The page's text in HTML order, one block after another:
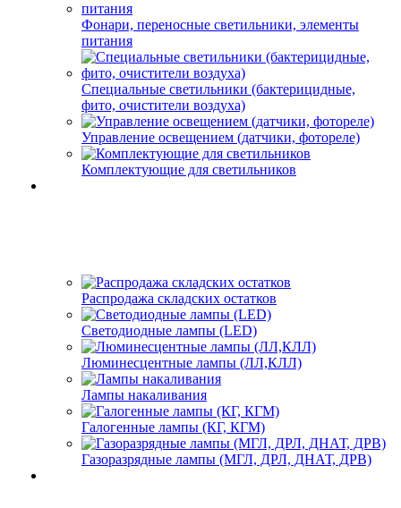
Фонари, переносные светильники, элементы
питания
Специальные светильники (бактерицидные,
фито, очистители воздуха)
Управление освещением (датчики, фотореле)
Комплектующие для светильников
Распродажа складских остатков
Светодиодные лампы (LED)
Люминесцентные лампы (ЛЛ,КЛЛ)
Лампы накаливания
Галогенные лампы (КГ, КГМ)
Газоразрядные лампы (МГЛ, ДРЛ, ДНАТ, ДРВ)